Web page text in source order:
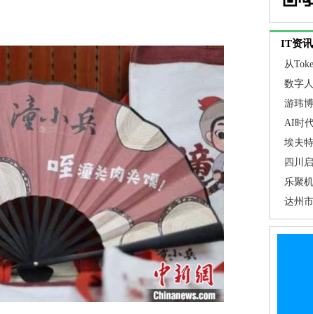
IT资讯
从
关注焦
数字
游玮
埃夫
AI时
推动AI
埃夫
通用技
四川
步提高
临预警
乐聚
智能工
达州
促”